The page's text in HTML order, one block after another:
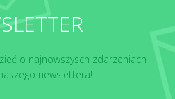
o najnowszysch zdarzeniach
newslettera!